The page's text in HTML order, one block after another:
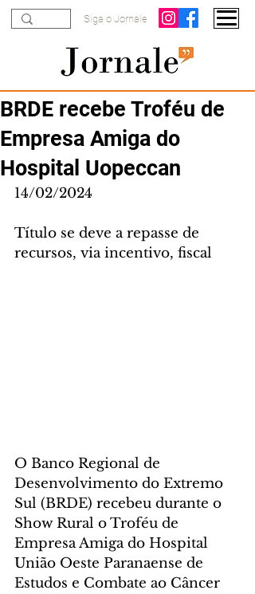
Siga o Jornale
BRDE recebe Troféu de
Empresa Amiga do
Hospital Uopeccan
14/02/2024
Título se deve a repasse de
recursos, via incentivo, fiscal
O Banco Regional de
Desenvolvimento do Extremo
Sul (BRDE) recebeu durante o
Show Rural o Troféu de
Empresa Amiga do Hospital
União Oeste Paranaense de
Estudos e Combate ao Câncer